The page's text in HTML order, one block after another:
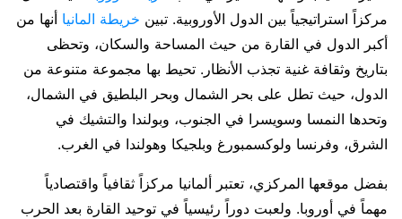
مركزاً استراتيجياً بين الدول الأوروبية. تبين خريطة المانيا أنها من
أكبر الدول في القارة من حيث المساحة والسكان، وتحظى
بتاريخ وثقافة غنية تجذب الأنظار. تحيط بها مجموعة متنوعة من
الدول، حيث تطل على بحر الشمال وبحر البلطيق في الشمال،
وتحدها النمسا وسويسرا في الجنوب، وبولندا والتشيك في
الشرق، وفرنسا ولوكسمبورغ وبلجيكا وهولندا في الغرب.
بفضل موقعها المركزي، تعتبر ألمانيا مركزاً ثقافياً واقتصادياً
مهماً في أوروبا. ولعبت دوراً رئيسياً في توحيد القارة بعد الحرب